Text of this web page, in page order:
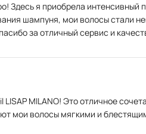
Здесь я приобрела интенсивный
шампуня, мои волосы стали
за отличный сервис и
MILANO! Это отличное
мои волосы мягкими и